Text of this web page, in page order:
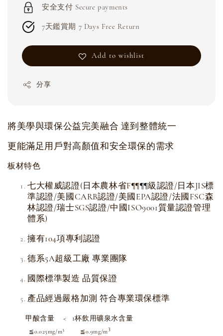
安全支付 Secure payments
7天鑑賞期 7 Days Free Return
Add to wishlist
分享
將美學與環保公益完美融合 達到整體統一
更能滿足用戶對高顏值和安全環保的需求
板材特色
七大權威認證(日本農林省F¶¶¶¶級認證/日本JIS標
準認證/美國CARB認證/美國EPA認證/法國FSC森
林認證/瑞士SGS認證/中國ISO9001質量認證管理
體系)
擁有104項專利認證
德系5A超級工廠 專業團隊
國際標準製造 品質保證
產品經過嚴格加測 符合專業環保標準
甲酸含量 < 1杯飲用礦泉水含量
≦0.025mg/m3 ≦0.9mg/m3